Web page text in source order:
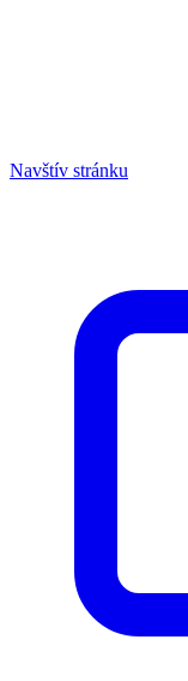
Navštív stránku